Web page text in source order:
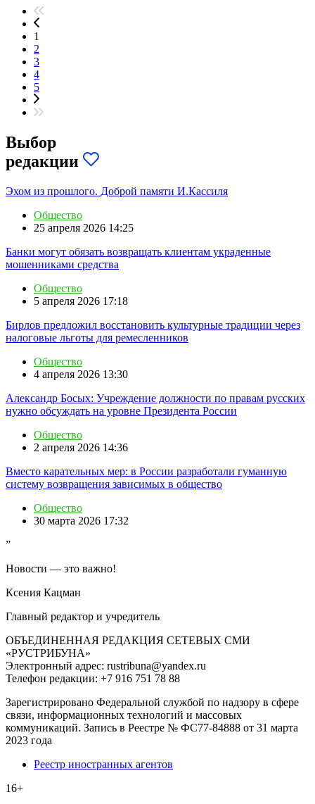
1
2
3
4
5
Выбор
редакции
Эхом из прошлого. Доброй памяти И.Кассиля
Общество
25 апреля 2026 14:25
Банки могут обязать возвращать клиентам украденные
мошенниками средства
Общество
5 апреля 2026 17:18
Бирлов предложил восстановить культурные традиции через
налоговые льготы для ремесленников
Общество
4 апреля 2026 13:30
Александр Босых: Учреждение должности по правам русских
нужно обсуждать на уровне Президента России
Общество
2 апреля 2026 14:36
Вместо карательных мер: в России разработали гуманную
систему возвращения зависимых в общество
Общество
30 марта 2026 17:32
”
Новости — это важно!
Ксения Кацман
Главный редактор и учредитель
ОБЪЕДИНЕННАЯ РЕДАКЦИЯ СЕТЕВЫХ СМИ
«РУСТРИБУНА»
Электронный адрес: rustribuna@yandex.ru
Телефон редакции: +7 916 751 78 88
Зарегистрировано Федеральной службой по надзору в сфере
связи, информационных технологий и массовых
коммуникаций. Запись в Реестре № ФС77-84888 от 31 марта
2023 года
Реестр иностранных агентов
16+